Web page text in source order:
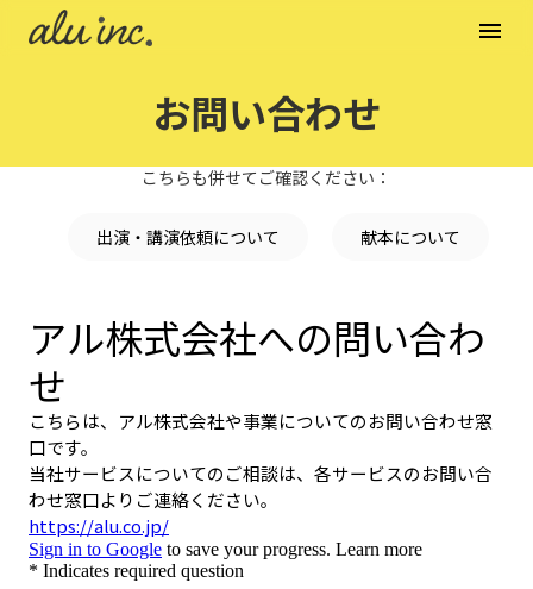
menu
お問い合わせ
こちらも併せてご確認ください：
出演・講演依頼について 献本について